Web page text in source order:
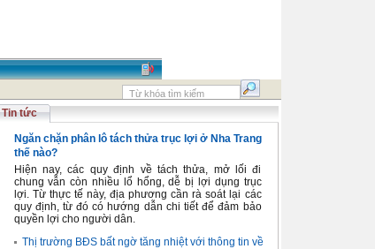
Tin tức
Ngăn chặn phân lô tách thửa trục lợi ở Nha Trang
thế nào?
Hiện nay, các quy định về tách thửa, mở lối đi
chung vẫn còn nhiều lổ hổng, dễ bị lợi dụng trục
lợi. Từ thực tế này, địa phương cần rà soát lại các
quy định, từ đó có hướng dẫn chi tiết để đảm bảo
quyền lợi cho người dân.
Thị trường BĐS bất ngờ tăng nhiệt với thông tin về